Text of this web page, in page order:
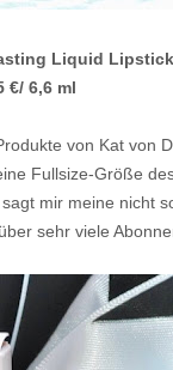
Liquid Lipstick
€/ 6,6 ml
von Kat von
Fullsize-Größe
mir meine nicht
sehr viele